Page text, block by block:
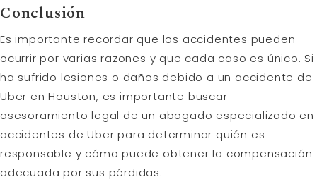
Conclusión
Es importante recordar que los accidentes pueden
ocurrir por varias razones y que cada caso es único. Si
ha sufrido lesiones o daños debido a un accidente de
Uber en Houston, es importante buscar
asesoramiento legal de un abogado especializado en
accidentes de Uber para determinar quién es
responsable y cómo puede obtener la compensación
adecuada por sus pérdidas.